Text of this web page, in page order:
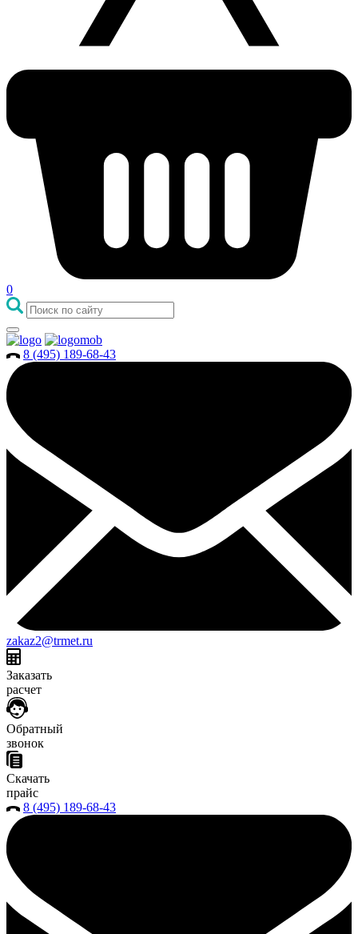
0
8 (495) 189-68-43
zakaz2@trmet.ru
Заказать
расчет
Обратный
звонок
Скачать
прайс
8 (495) 189-68-43